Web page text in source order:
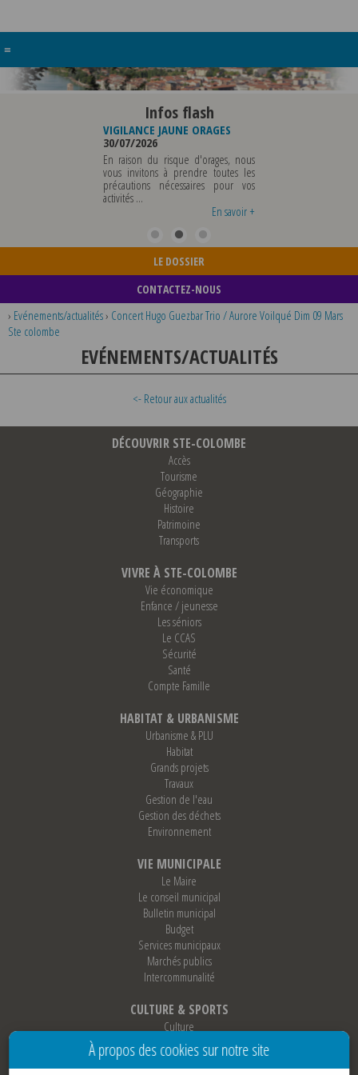
≡
Infos flash
VIGILANCE JAUNE ORAGES
30/07/2026
En raison du risque d'orages, nous
vous invitons à prendre toutes les
précautions nécessaires pour vos
activités ...
En savoir +
LE DOSSIER
CONTACTEZ-NOUS
› Evénements/actualités› Concert Hugo Guezbar Trio / Aurore Voilqué Dim 09 Mars
Ste colombe
EVÉNEMENTS/ACTUALITÉS
<- Retour aux actualités
DÉCOUVRIR STE-COLOMBE
Accès
Tourisme
Géographie
Histoire
Patrimoine
Transports
VIVRE À STE-COLOMBE
Vie économique
Enfance / jeunesse
Les séniors
Le CCAS
Sécurité
Santé
Compte Famille
HABITAT & URBANISME
Urbanisme & PLU
Habitat
Grands projets
Travaux
Gestion de l'eau
Gestion des déchets
Environnement
VIE MUNICIPALE
Le Maire
Le conseil municipal
Bulletin municipal
Budget
Services municipaux
Marchés publics
Intercommunalité
CULTURE & SPORTS
Culture
Sports
Loisirs
À propos des cookies sur notre site